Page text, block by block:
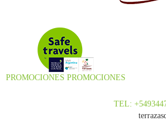
PROMOCIONES PROMOCIONES
TEL: